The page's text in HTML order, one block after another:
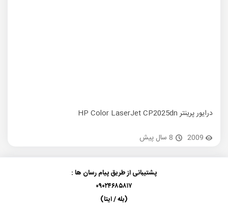
درایور پرینتر HP Color LaserJet CP2025dn
2009
8 سال پیش
پشتیبانی از طریق پیام رسان ها :
۰۹۰۲۴۶۸۵۸۱۷
(بله / ایتا)